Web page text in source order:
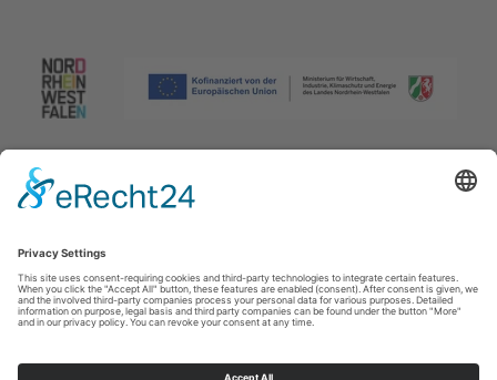
Afdruk|Privacybeleid|Verklaring van toegankelijkheid|Neem
contact met ons op